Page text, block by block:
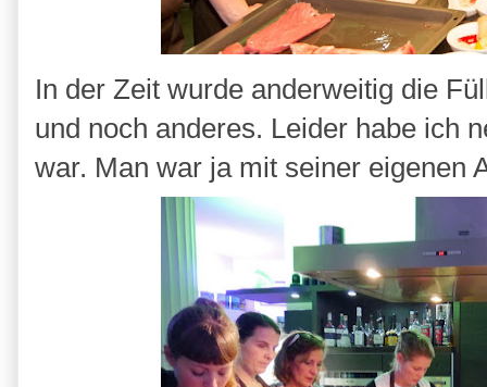
In der Zeit wurde anderweitig die
und noch anderes. Leider habe ich
war. Man war ja mit seiner eigenen